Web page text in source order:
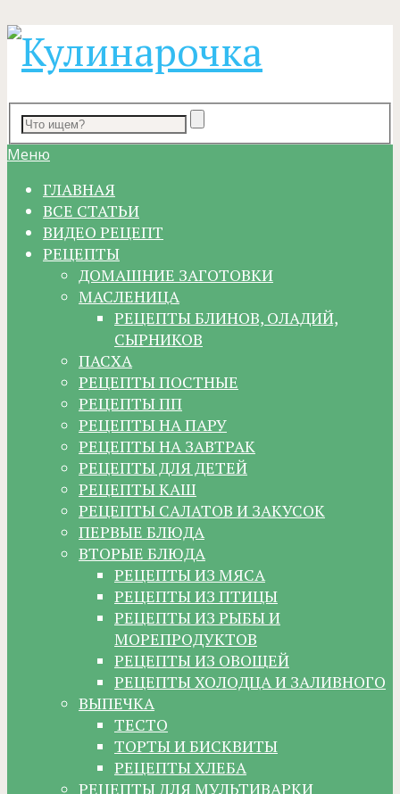
Меню
ГЛАВНАЯ
ВСЕ СТАТЬИ
ВИДЕО РЕЦЕПТ
РЕЦЕПТЫ
ДОМАШНИЕ ЗАГОТОВКИ
МАСЛЕНИЦА
РЕЦЕПТЫ БЛИНОВ, ОЛАДИЙ,
СЫРНИКОВ
ПАСХА
РЕЦЕПТЫ ПОСТНЫЕ
РЕЦЕПТЫ ПП
РЕЦЕПТЫ НА ПАРУ
РЕЦЕПТЫ НА ЗАВТРАК
РЕЦЕПТЫ ДЛЯ ДЕТЕЙ
РЕЦЕПТЫ КАШ
РЕЦЕПТЫ САЛАТОВ И ЗАКУСОК
ПЕРВЫЕ БЛЮДА
ВТОРЫЕ БЛЮДА
РЕЦЕПТЫ ИЗ МЯСА
РЕЦЕПТЫ ИЗ ПТИЦЫ
РЕЦЕПТЫ ИЗ РЫБЫ И
МОРЕПРОДУКТОВ
РЕЦЕПТЫ ИЗ ОВОЩЕЙ
РЕЦЕПТЫ ХОЛОДЦА И ЗАЛИВНОГО
ВЫПЕЧКА
ТЕСТО
ТОРТЫ И БИСКВИТЫ
РЕЦЕПТЫ ХЛЕБА
РЕЦЕПТЫ ДЛЯ МУЛЬТИВАРКИ